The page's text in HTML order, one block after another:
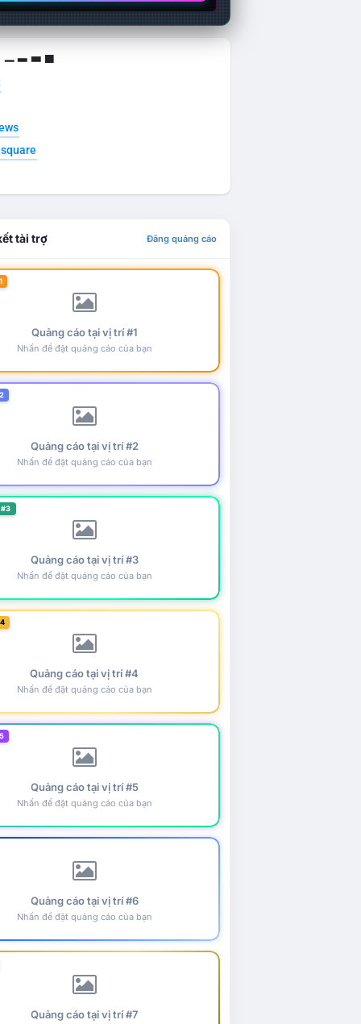
▁ ▂ ▃ ▄
tài trợ Đăng quảng cáo
Quảng cáo tại vị trí #1
Nhấn để đặt quảng cáo của bạn
Quảng cáo tại vị trí #2
Nhấn để đặt quảng cáo của bạn
Quảng cáo tại vị trí #3
Nhấn để đặt quảng cáo của bạn
Quảng cáo tại vị trí #4
Nhấn để đặt quảng cáo của bạn
Quảng cáo tại vị trí #5
Nhấn để đặt quảng cáo của bạn
Quảng cáo tại vị trí #6
Nhấn để đặt quảng cáo của bạn
Quảng cáo tại vị trí #7